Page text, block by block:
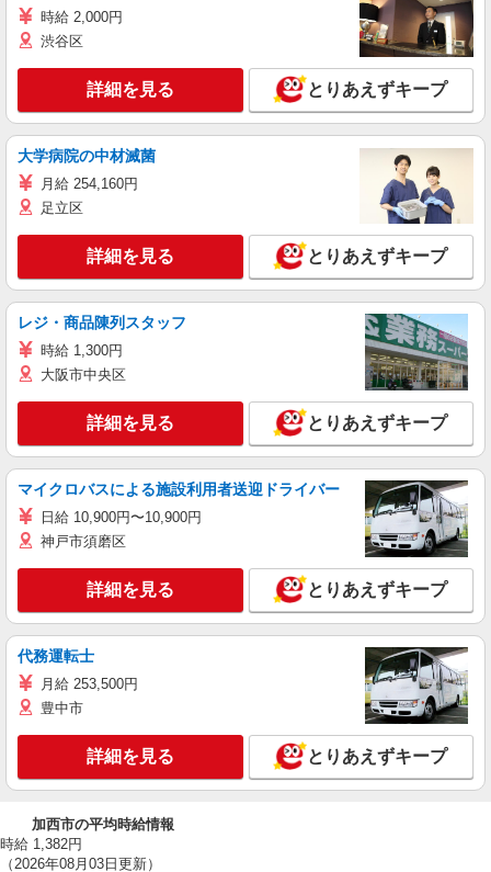
時給 2,000円
渋谷区
詳細を見る とりあえずキープ
大学病院の中材滅菌
月給 254,160円
足立区
詳細を見る とりあえずキープ
レジ・商品陳列スタッフ
時給 1,300円
大阪市中央区
詳細を見る とりあえずキープ
マイクロバスによる施設利用者送迎ドライバー
日給 10,900円〜10,900円
神戸市須磨区
詳細を見る とりあえずキープ
代務運転士
月給 253,500円
豊中市
詳細を見る とりあえずキープ
加西市の平均時給情報
時給 1,382円
（2026年08月03日更新）